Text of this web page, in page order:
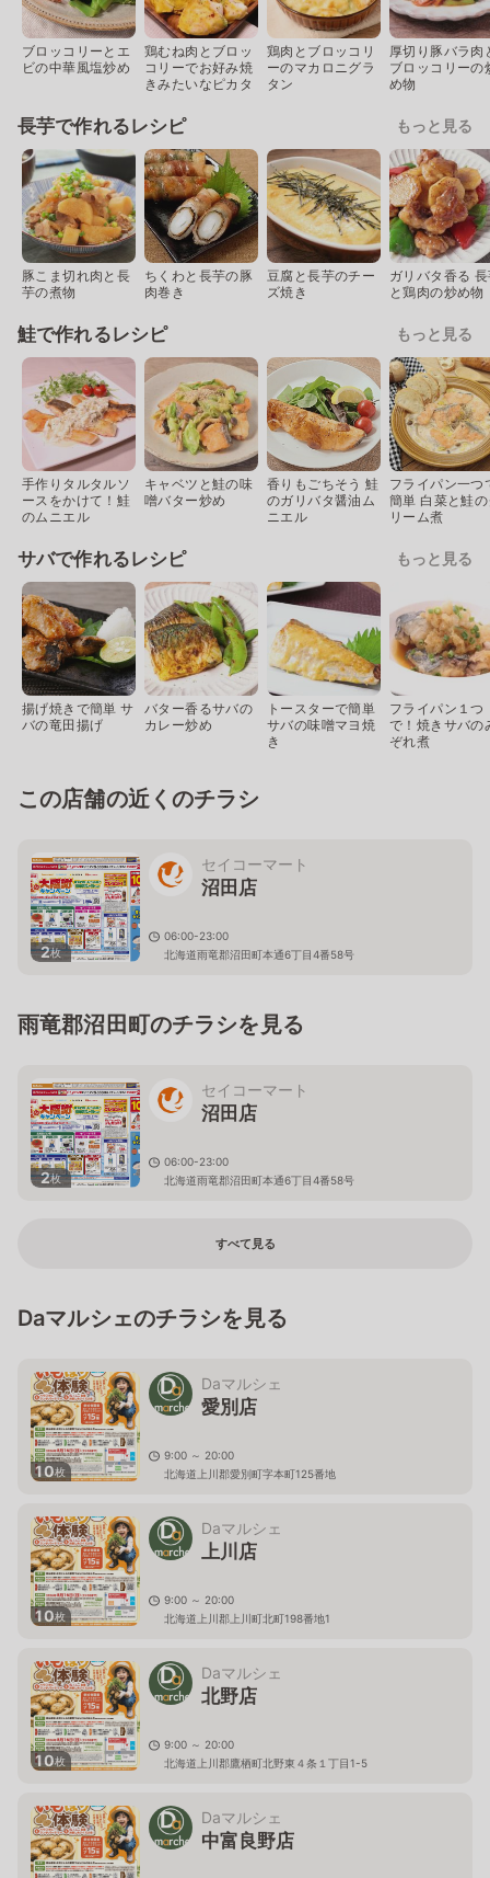
ブロッコリーとエ
ビの中華風塩炒め
鶏むね肉とブロッ
コリーでお好み焼
きみたいなピカタ
鶏肉とブロッコリ
ーのマカロニグラ
タン
厚切り豚バラ肉
ブロッコリーの
め物
長芋で作れるレシピ もっと見る
豚こま切れ肉と長
芋の煮物
ちくわと長芋の豚
肉巻き
豆腐と長芋のチー
ズ焼き
ガリバタ香る
と鶏肉の炒め物
鮭で作れるレシピ もっと見る
手作りタルタルソ
ースをかけて！鮭
のムニエル
キャベツと鮭の味
噌バター炒め
香りもごちそう 鮭
のガリバタ醤油ム
ニエル
フライパン一つ
簡単 白菜と鮭
リーム煮
サバで作れるレシピ もっと見る
揚げ焼きで簡単 サ
バの竜田揚げ
バター香るサバの
カレー炒め
トースターで簡単
サバの味噌マヨ焼
き
フライパン１つ
で！焼きサバの
ぞれ煮
この店舗の近くのチラシ
2枚
セイコーマート
沼田店
06:00-23:00
北海道雨竜郡沼田町本通6丁目4番58号
雨竜郡沼田町のチラシを見る
2枚
セイコーマート
沼田店
06:00-23:00
北海道雨竜郡沼田町本通6丁目4番58号
すべて見る
Daマルシェのチラシを見る
10枚
Daマルシェ
愛別店
9:00 ～ 20:00
北海道上川郡愛別町字本町125番地
10枚
Daマルシェ
上川店
9:00 ～ 20:00
北海道上川郡上川町北町198番地1
10枚
Daマルシェ
北野店
9:00 ～ 20:00
北海道上川郡鷹栖町北野東４条１丁目1-5
Daマルシェ
中富良野店